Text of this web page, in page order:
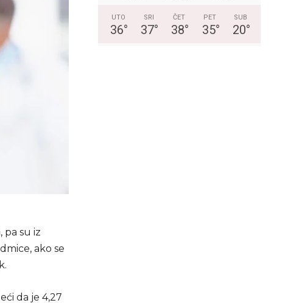
pa su iz
ako se
da je 4,27
UTO
36°
SRI
37°
ČET
38°
PET
35°
SUB
20°